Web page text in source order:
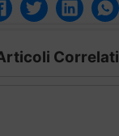
Correlati